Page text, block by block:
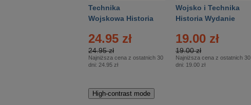
Technika
Wojskowa Historia
24.95 zł
24.95 zł
Najniższa cena z ostatnich 30
dni: 24.95 zł
Wojsko i Technika
Historia Wydanie
– 2/2026
19.00 zł
19.00 zł
Najniższa cena z ostatnich 30
dni: 19.00 zł
High-contrast mode